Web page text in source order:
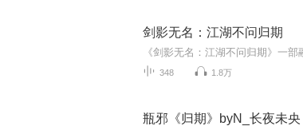
剑影无名：江湖不问归期
348 1.8万
瓶邪《归期》byN_长夜未央